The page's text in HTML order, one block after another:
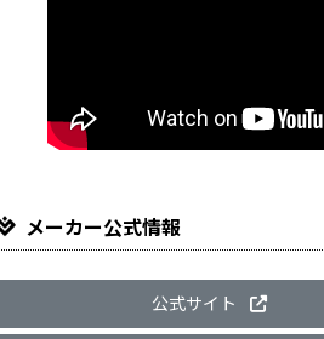
メーカー公式情報
公式サイト